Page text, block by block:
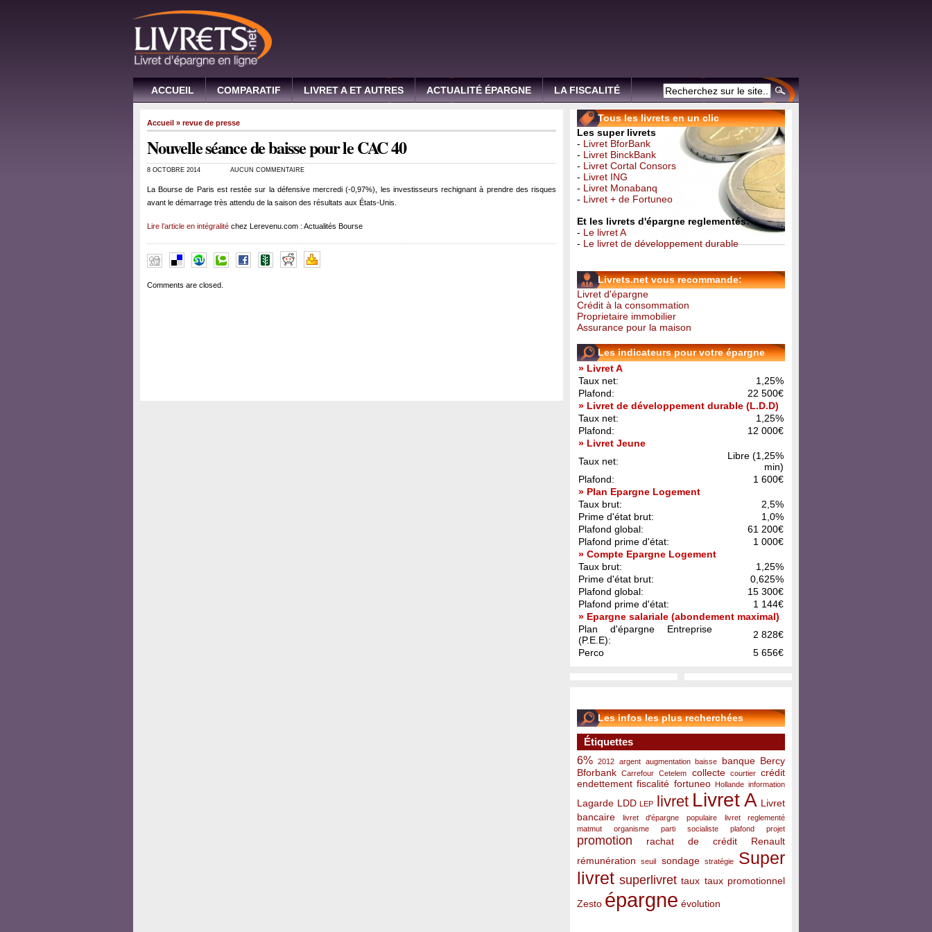
ACCUEIL COMPARATIF LIVRET A ET AUTRES ACTUALITÉ ÉPARGNE LA FISCALITÉ
Accueil » revue de presse
Nouvelle séance de baisse pour le CAC 40
8 OCTOBRE 2014 AUCUN COMMENTAIRE
La Bourse de Paris est restée sur la défensive mercredi (-0,97%), les investisseurs rechignant à prendre des risques
avant le démarrage très attendu de la saison des résultats aux États-Unis.
Lire l’article en intégralité chez Lerevenu.com : Actualités Bourse
Comments are closed.
Tous les livrets en un clic
Les super livrets
- Livret BforBank
- Livret BinckBank
- Livret Cortal Consors
- Livret ING
- Livret Monabanq
- Livret + de Fortuneo
Et les livrets d'épargne reglementés:
- Le livret A
- Le livret de développement durable
Livrets.net vous recommande:
Livret d'épargne
Crédit à la consommation
Proprietaire immobilier
Assurance pour la maison
Les indicateurs pour votre épargne
» Livret A
Taux net:
1,25%
Plafond:
22 500€
» Livret de développement durable (L.D.D)
Taux net:
1,25%
Plafond:
12 000€
» Livret Jeune
Taux net:
Libre (1,25%
min)
Plafond:
1 600€
» Plan Epargne Logement
Taux brut:
2,5%
Prime d'état brut:
1,0%
Plafond global:
61 200€
Plafond prime d'état:
1 000€
» Compte Epargne Logement
Taux brut:
1,25%
Prime d'état brut:
0,625%
Plafond global:
15 300€
Plafond prime d'état:
1 144€
» Epargne salariale (abondement maximal)
Plan d'épargne Entreprise
(P.E.E):
2 828€
Perco
5 656€
Les infos les plus recherchées
Étiquettes
6% 2012 argent augmentation baisse banque Bercy
Bforbank
Carrefour Cetelem collecte courtier
crédit
endettement fiscalité fortuneo Hollande information
Lagarde LDD LEP livret Livret A Livret
bancaire
livret d'épargne populaire
livret reglementé
matmut
organisme parti socialiste plafond projet
promotion rachat de crédit
Renault
rémunération
seuil sondage stratégie
Super
livret superlivret taux taux promotionnel
Zesto épargne évolution